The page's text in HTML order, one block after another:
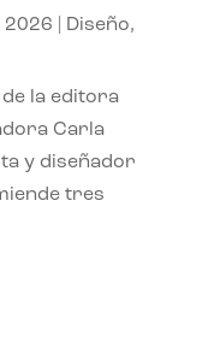
2026 Diseño,
la editora
Carla
y diseñador
tres